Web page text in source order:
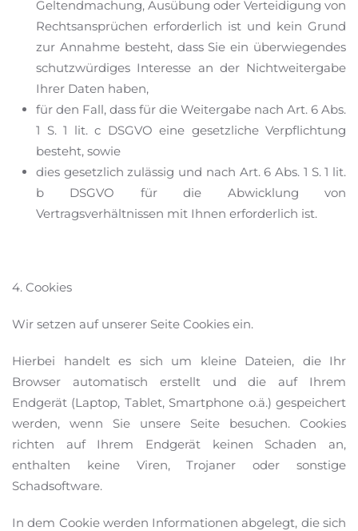
Geltendmachung, Ausübung oder Verteidigung von
Rechtsansprüchen erforderlich ist und kein Grund
zur Annahme besteht, dass Sie ein überwiegendes
schutzwürdiges Interesse an der Nichtweitergabe
Ihrer Daten haben,
für den Fall, dass für die Weitergabe nach Art. 6 Abs.
1 S. 1 lit. c DSGVO eine gesetzliche Verpflichtung
besteht, sowie
dies gesetzlich zulässig und nach Art. 6 Abs. 1 S. 1 lit.
b DSGVO für die Abwicklung von
Vertragsverhältnissen mit Ihnen erforderlich ist.
4. Cookies
Wir setzen auf unserer Seite Cookies ein.
Hierbei handelt es sich um kleine Dateien, die Ihr
Browser automatisch erstellt und die auf Ihrem
Endgerät (Laptop, Tablet, Smartphone o.ä.) gespeichert
werden, wenn Sie unsere Seite besuchen. Cookies
richten auf Ihrem Endgerät keinen Schaden an,
enthalten keine Viren, Trojaner oder sonstige
Schadsoftware.
In dem Cookie werden Informationen abgelegt, die sich